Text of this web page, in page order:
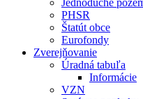
Jednoduché
PHSR
Štatút obce
Eurofondy
Zverejňovanie
Úradná tabuľa
Informácie
VZN